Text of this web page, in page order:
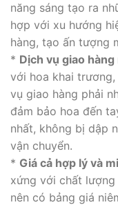
năng sáng tạo ra
hợp với xu hướng
hàng, tạo ấn tượng
* Dịch vụ giao
với hoa khai
vụ giao hàng phải
đảm bảo hoa đến
nhất, không bị dập
vận chuyển.
* Giá cả hợp lý và
xứng với chất lượng
nên có bảng giá